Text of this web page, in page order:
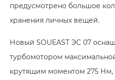
предусмотрено большое
хранения личных вещей.
Новый SOUEAST ЭC 07
турбомотором
крутящим моментом 275 Нм,